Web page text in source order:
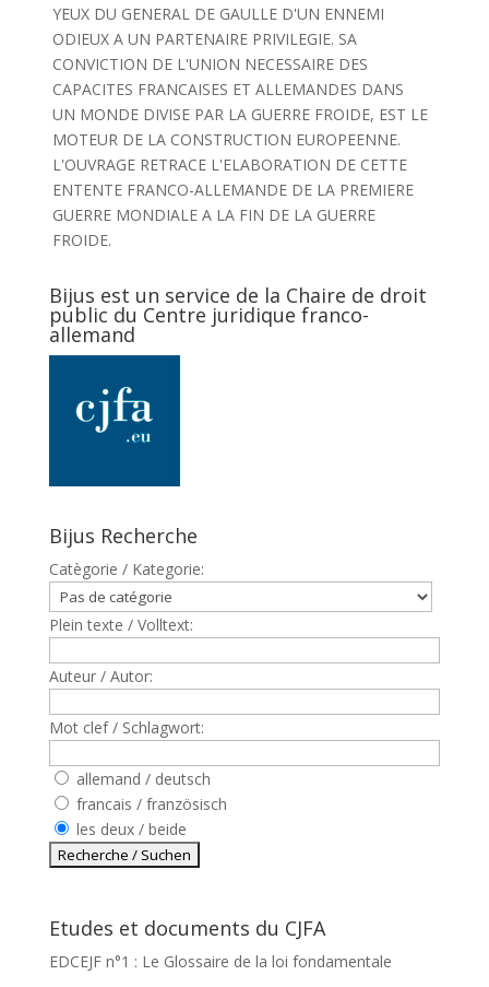
YEUX DU GENERAL DE GAULLE D'UN ENNEMI
ODIEUX A UN PARTENAIRE PRIVILEGIE. SA
CONVICTION DE L'UNION NECESSAIRE DES
CAPACITES FRANCAISES ET ALLEMANDES DANS
UN MONDE DIVISE PAR LA GUERRE FROIDE, EST LE
MOTEUR DE LA CONSTRUCTION EUROPEENNE.
L'OUVRAGE RETRACE L'ELABORATION DE CETTE
ENTENTE FRANCO-ALLEMANDE DE LA PREMIERE
GUERRE MONDIALE A LA FIN DE LA GUERRE
FROIDE.
Bijus est un service de la Chaire de droit
public du Centre juridique franco-
allemand
Bijus Recherche
Catègorie / Kategorie:
Plein texte / Volltext:
Auteur / Autor:
Mot clef / Schlagwort:
allemand / deutsch
francais / französisch
les deux / beide
Etudes et documents du CJFA
EDCEJF n°1 : Le Glossaire de la loi fondamentale